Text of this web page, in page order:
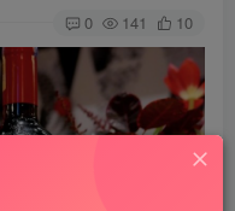
0 141 10